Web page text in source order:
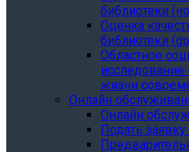
библиотеки
Oценка
библиотеки
Областное
исследование
жизни
Онлайн
Онлайн
Подать